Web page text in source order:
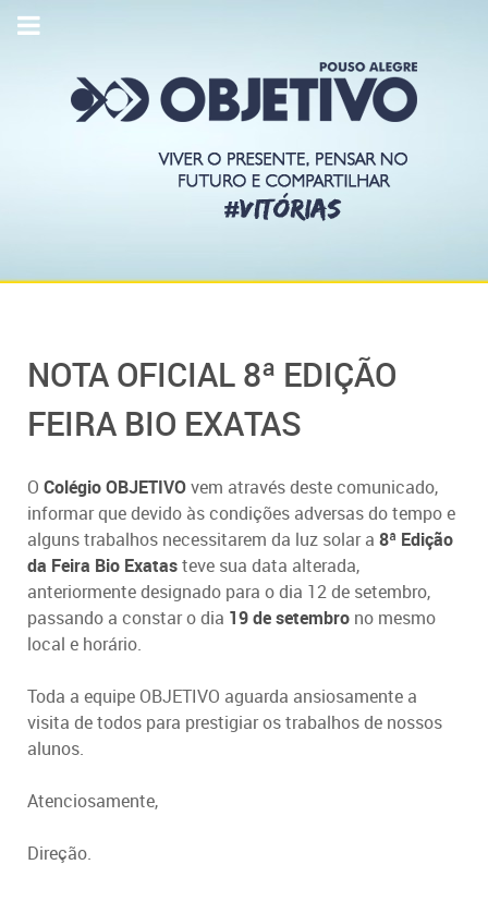
NOTA OFICIAL 8ª EDIÇÃO
FEIRA BIO EXATAS
O Colégio OBJETIVOvem através deste comunicado,
informar que devido às condições adversas do tempo e
alguns trabalhos necessitarem da luz solar a 8ª Edição
da Feira Bio Exatasteve sua data alterada,
anteriormente designado para o dia 12 de setembro,
passando a constar o dia 19 de setembro no mesmo
local e horário.
Toda a equipe OBJETIVO aguarda ansiosamente a
visita de todos para prestigiar os trabalhos de nossos
alunos.
Atenciosamente,
Direção.